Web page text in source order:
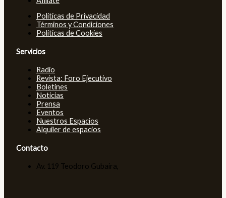
Políticas de Privacidad
Términos y Condiciones
Políticas de Cookies
Servicios
Radio
Revista: Foro Ejecutivo
Boletines
Noticias
Prensa
Eventos
Nuestros Espacios
Alquiler de espacios
Contacto
Av. 119 Teodoro Gubaira,